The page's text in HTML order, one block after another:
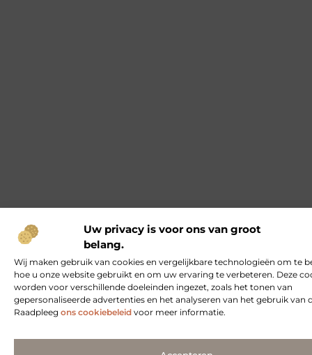
Uw privacy is voor ons van groot
belang.
Wij maken gebruik van cookies en vergelijkbare technologieën om te
hoe u onze website gebruikt en om uw ervaring te verbeteren. Deze
worden voor verschillende doeleinden ingezet, zoals het tonen van
gepersonaliseerde advertenties en het analyseren van het gebruik van
Raadpleeg ons cookiebeleid voor meer informatie.